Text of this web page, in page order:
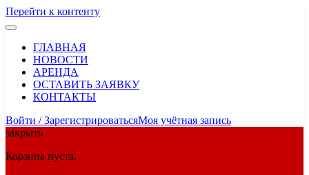
Перейти к контенту
ГЛАВНАЯ
НОВОСТИ
АРЕНДА
ОСТАВИТЬ ЗАЯВКУ
КОНТАКТЫ
Войти / ЗарегистрироватьсяМоя учётная запись
закрыть
Корзина пуста.